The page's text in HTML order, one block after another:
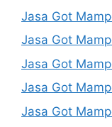
Jasa Got
Jasa Got
Jasa Got
Jasa Got
Jasa Got